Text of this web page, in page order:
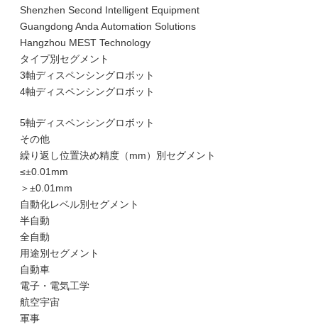
Shenzhen Second Intelligent Equipment
Guangdong Anda Automation Solutions
Hangzhou MEST Technology
タイプ別セグメント
3軸ディスペンシングロボット
4軸ディスペンシングロボット
5軸ディスペンシングロボット
その他
繰り返し位置決め精度（mm）別セグメント
≤±0.01mm
＞±0.01mm
自動化レベル別セグメント
半自動
全自動
用途別セグメント
自動車
電子・電気工学
航空宇宙
軍事